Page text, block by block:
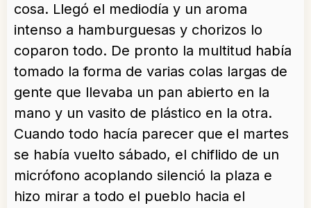
cosa. Llegó el mediodía y un aroma
intenso a hamburguesas y chorizos lo
coparon todo. De pronto la multitud había
tomado la forma de varias colas largas de
gente que llevaba un pan abierto en la
mano y un vasito de plástico en la otra.
Cuando todo hacía parecer que el martes
se había vuelto sábado, el chiflido de un
micrófono acoplando silenció la plaza e
hizo mirar a todo el pueblo hacia el